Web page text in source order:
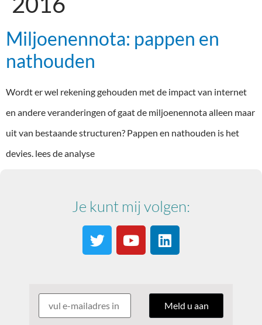
Miljoenennota: pappen en
nathouden
Wordt er wel rekening gehouden met de impact van internet
en andere veranderingen of gaat de miljoenennota alleen maar
uit van bestaande structuren? Pappen en nathouden is het
devies. lees de analyse
Je kunt mij volgen: